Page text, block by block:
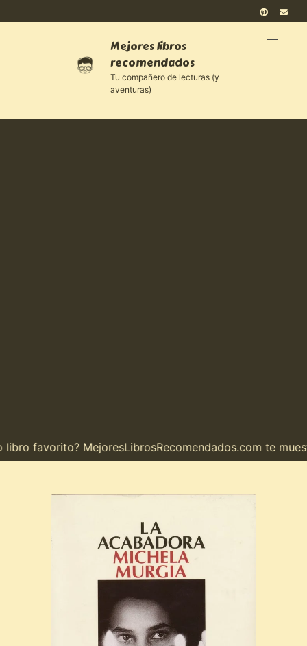
Mejores libros
recomendados
Tu compañero de lecturas (y
aventuras)
favorito? MejoresLibrosRecomendados.com te muestra